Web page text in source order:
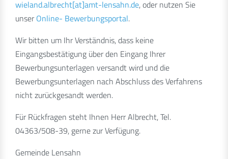
wieland.albrecht[at]amt-lensahn.de, oder nutzen Sie
unserOnline- Bewerbungsportal.
Wir bitten um Ihr Verständnis, dass keine
Eingangsbestätigung über den Eingang Ihrer
Bewerbungsunterlagen versandt wird und die
Bewerbungsunterlagen nach Abschluss des Verfahrens
nicht zurückgesandt werden.
Für Rückfragen steht Ihnen Herr Albrecht, Tel.
04363/508-39, gerne zur Verfügung.
Gemeinde Lensahn